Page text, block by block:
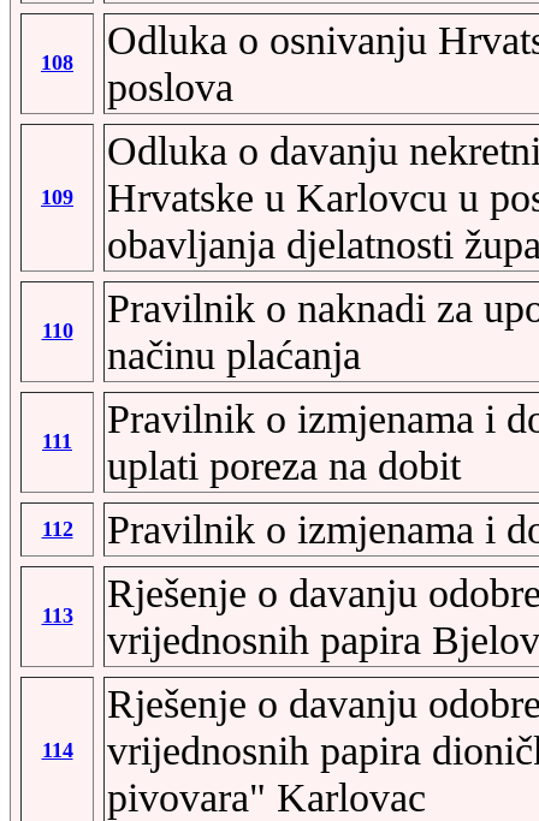
108
Odluka o osnivanju
poslova
109
Odluka o davanju
Hrvatske u Karlovcu u
obavljanja djelatnosti
110
Pravilnik o naknadi za
načinu plaćanja
111
Pravilnik o izmjenama i
uplati poreza na dobit
112 Pravilnik o izmjenama i
113
Rješenje o davanju
vrijednosnih papira
114
Rješenje o davanju
vrijednosnih papira
pivovara" Karlovac